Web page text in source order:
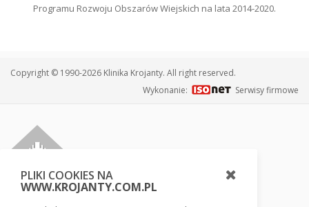
Programu Rozwoju Obszarów Wiejskich na lata 2014-2020.
Copyright © 1990-2026 Klinika Krojanty. All right reserved.
Wykonanie:
Serwisy firmowe
PLIKI COOKIES NA
WWW.KROJANTY.COM.PL